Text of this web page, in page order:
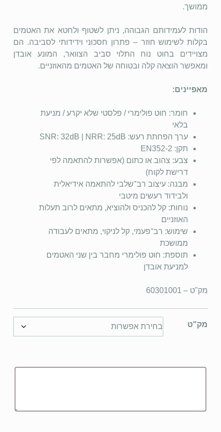
ממושך.
הודות לעמידותם הגבוהה, ניתן לשטוף ולחטא את האטמים
בקלות לשימוש חוזר – פתרון חסכוני וידידותי לסביבה. הם
מצויידים בחוט נוח התלוי סביב הצוואר, המונע אובדן
ומאפשר הוצאה קלה ובטוחה של האטמים מהאוזניים.
מאפיינים:
חומר: חוט פולימרי / פלסטי שלא יקרע / מניעת
בלאי
ערך הפחתת רעש: SNR: ‎32dB | NRR: ‎25dB
תקן: EN352-2
צבע: צהוב או כתום (אפשרות להתאמה לפי
דרישת לקוח)
מבנה: עיצוב רב־שלבי להתאמה אידיאלית
ולבידוד רעשים מיטבי
נוחות: קל להכניס ולהוציא, מתאים לרוב תעלות
האוזניים
שימוש: רב־פעמי, קל לניקוי, מתאים לעבודה
ממושכת
תוספת: חוט פולימרי מחבר בין שני האטמים
למניעת אובדן
מק"ט – 60301001
מק"ט